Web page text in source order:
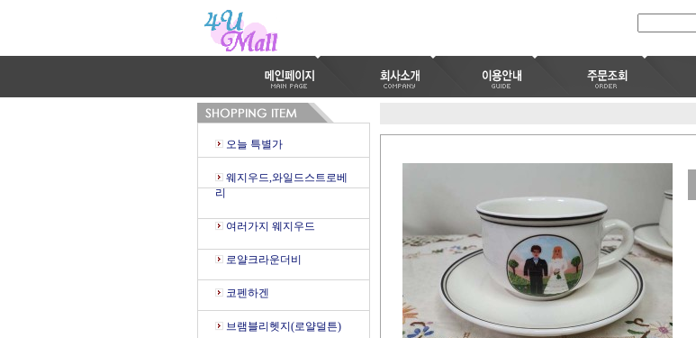
오늘 특별가
웨지우드,와일드스트로베
리
여러가지 웨지우드
로얄크라운더비
코펜하겐
브램블리헷지(로얄덜튼)